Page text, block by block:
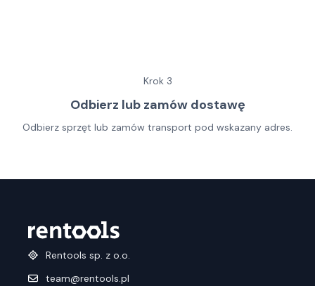
Krok 3
Odbierz lub zamów dostawę
Odbierz sprzęt lub zamów transport pod wskazany adres.
Rentools sp. z o.o.
team@rentools.pl